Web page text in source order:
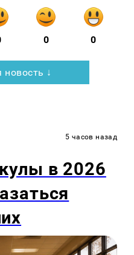
0 0
↓
5 часов назад
в 2026